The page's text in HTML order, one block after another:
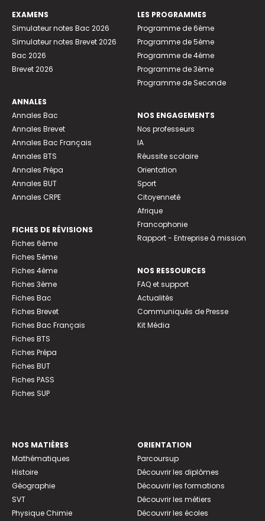
EXAMENS
Simulateur notes Bac 2026
Simulateur notes Brevet 2026
Bac 2026
Brevet 2026
ANNALES
Annales Bac
Annales Brevet
Annales Bac Français
Annales BTS
Annales Prépa
Annales BUT
Annales CRPE
FICHES DE RÉVISIONS
Fiches 6ème
Fiches 5ème
Fiches 4ème
Fiches 3ème
Fiches Bac
Fiches Brevet
Fiches Bac Français
Fiches BTS
Fiches Prépa
Fiches BUT
Fiches PASS
Fiches SUP
LES PROGRAMMES
Programme de 6ème
Programme de 5ème
Programme de 4ème
Programme de 3ème
Programme de Seconde
NOS ENGAGEMENTS
Nos professeurs
IA
Réussite scolaire
Orientation
Sport
Citoyenneté
Afrique
Francophonie
Rapport - Entreprise à mission
NOS RESSOURCES
FAQ et support
Actualités
Communiqués de Presse
Kit Média
NOS MATIÈRES
Mathématiques
Histoire
Géographie
SVT
Physique Chimie
ORIENTATION
Parcoursup
Découvrir les diplômes
Découvrir les formations
Découvrir les métiers
Découvrir les écoles